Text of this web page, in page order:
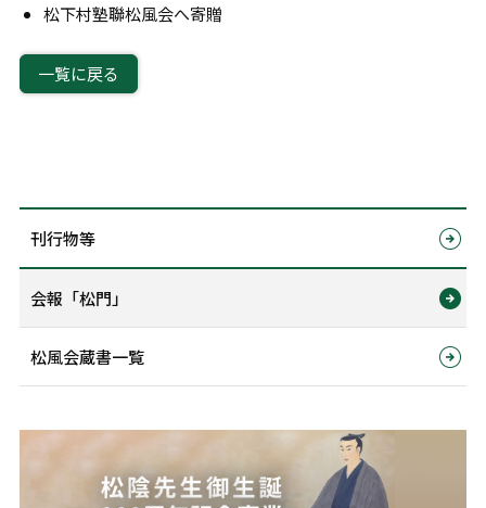
松下村塾聯松風会へ寄贈
一覧に戻る
刊行物等
会報「松門」
松風会蔵書一覧